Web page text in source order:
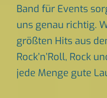
Band für Events
uns genau richtig.
größten Hits aus
Rock’n’Roll, Rock
jede Menge gute